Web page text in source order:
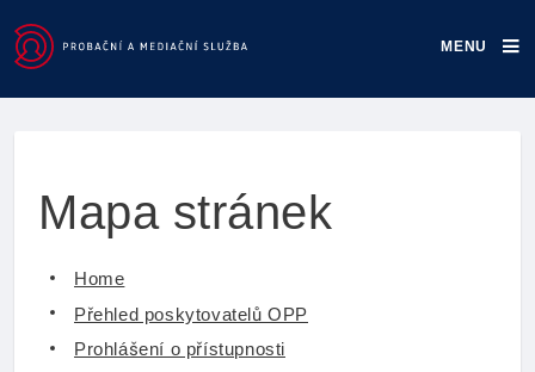
Mapa stránek
Home
Přehled poskytovatelů OPP
Prohlášení o přístupnosti
MENU